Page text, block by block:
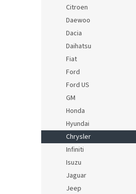
Citroen
Daewoo
Dacia
Daihatsu
Fiat
Ford
Ford US
GM
Honda
Hyundai
Chrysler
Infiniti
Isuzu
Jaguar
Jeep